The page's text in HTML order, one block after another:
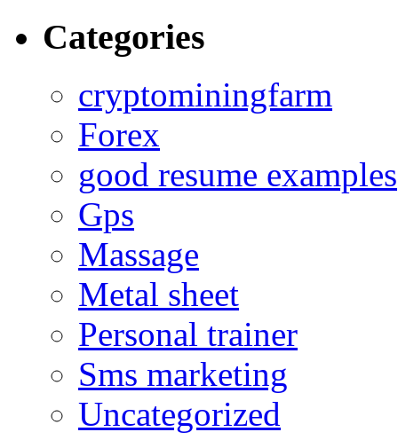
Categories
cryptominingfarm
Forex
good resume examples
Gps
Massage
Metal sheet
Personal trainer
Sms marketing
Uncategorized